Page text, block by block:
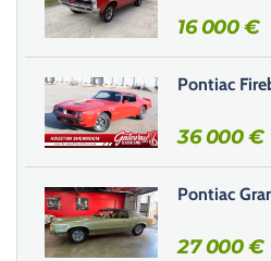
r
c
e
c
h
a
m
p
v
i
16 000€
Pontiac
36 000€
Pontiac
27 000€